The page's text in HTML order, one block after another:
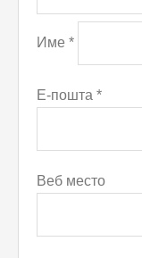
Име *
Е-пошта *
Веб место